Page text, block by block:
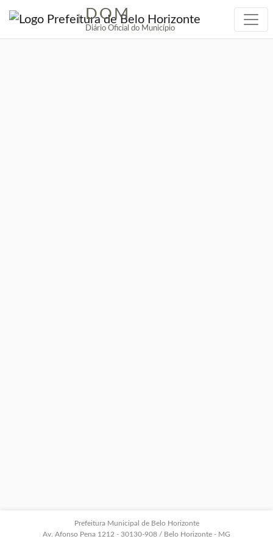
| DOM
Diário Oficial do Município
Prefeitura Municipal de Belo Horizonte
Av. Afonso Pena 1212 - 30130-908 / Belo Horizonte - MG